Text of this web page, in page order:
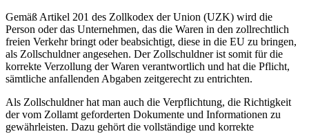
Gemäß Artikel 201 des Zollkodex der Union (UZK) wird die
Person oder das Unternehmen, das die Waren in den zollrechtlich
freien Verkehr bringt oder beabsichtigt, diese in die EU zu bringen,
als Zollschuldner angesehen. Der Zollschuldner ist somit für die
korrekte Verzollung der Waren verantwortlich und hat die Pflicht,
sämtliche anfallenden Abgaben zeitgerecht zu entrichten.
Als Zollschuldner hat man auch die Verpflichtung, die Richtigkeit
der vom Zollamt geforderten Dokumente und Informationen zu
gewährleisten. Dazu gehört die vollständige und korrekte